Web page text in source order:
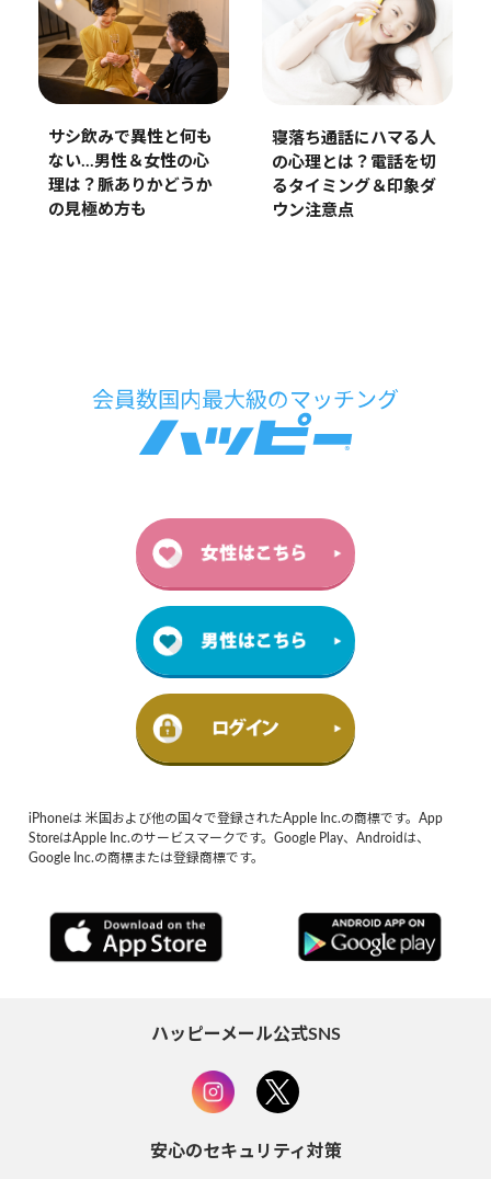
サシ飲みで異性と何も
ない…男性＆女性の心
理は？脈ありかどうか
の見極め方も
寝落ち通話にハマる人
の心理とは？電話を切
るタイミング＆印象ダ
ウン注意点
iPhoneは 米国および他の国々で登録されたApple Inc.の商標です。App
StoreはApple Inc.のサービスマークです。Google Play、Androidは、
Google Inc.の商標または登録商標です。
ハッピーメール公式SNS
安心のセキュリティ対策